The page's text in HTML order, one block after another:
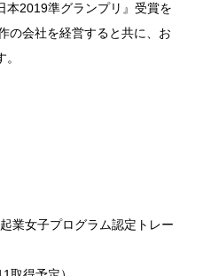
本2019準グランプリ』受賞を
の会社を経営すると共に、お
業女子プログラム認定トレー